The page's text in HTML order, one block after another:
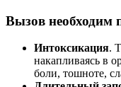
Вызов необходим
Интоксикация.
накапливаясь в
боли, тошноте,